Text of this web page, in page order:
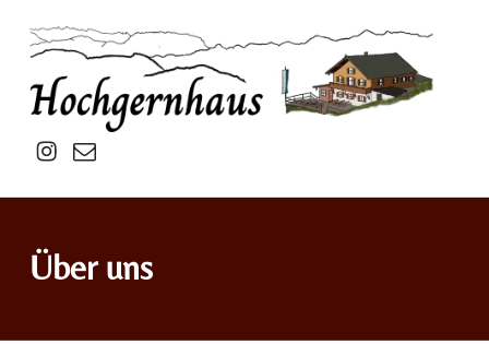
Hochgernhaus
mail
Über uns